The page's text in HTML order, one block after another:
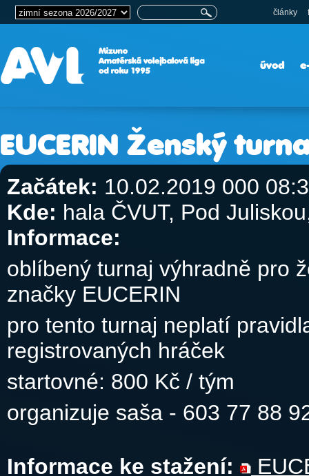
články
úvod
EUCERIN Ženský
Začátek: 10.02.2019 000
Kde: hala ČVUT, Pod
Informace:
oblíbený turnaj výhradně pro
značky EUCERIN
pro tento turnaj neplatí
registrovaných hráček
startovné: 800 Kč / tým
organizuje saša - 603 77 88
Informace ke stažení: